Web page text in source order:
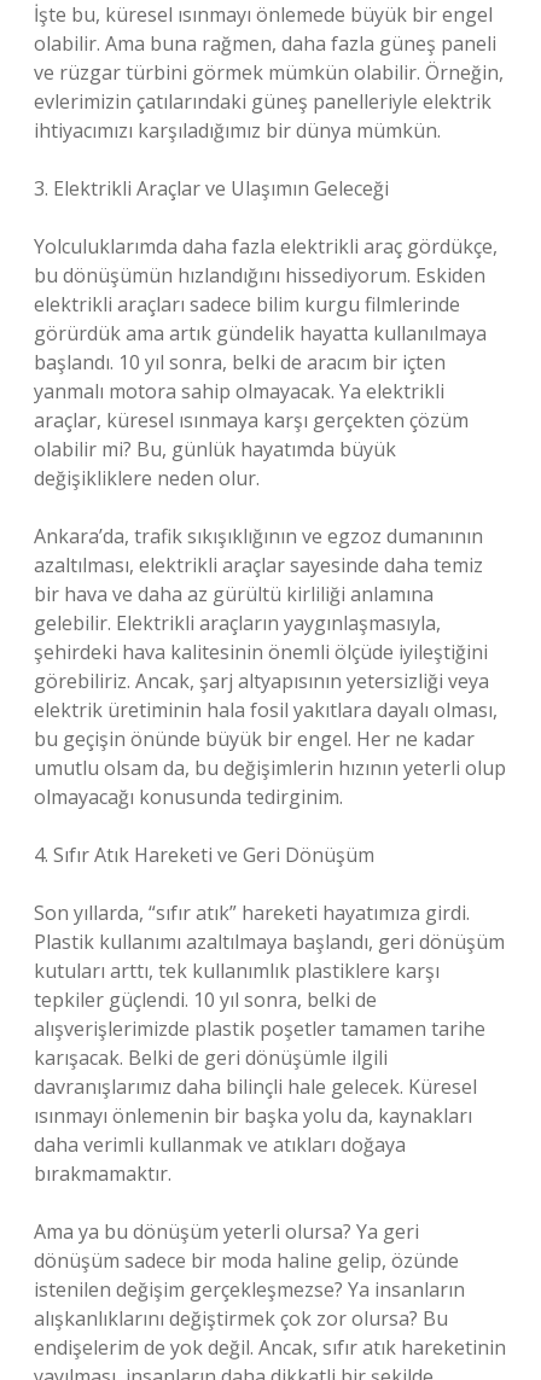
İşte bu, küresel ısınmayı önlemede büyük bir engel
olabilir. Ama buna rağmen, daha fazla güneş paneli
ve rüzgar türbini görmek mümkün olabilir. Örneğin,
evlerimizin çatılarındaki güneş panelleriyle elektrik
ihtiyacımızı karşıladığımız bir dünya mümkün.
3. Elektrikli Araçlar ve Ulaşımın Geleceği
Yolculuklarımda daha fazla elektrikli araç gördükçe,
bu dönüşümün hızlandığını hissediyorum. Eskiden
elektrikli araçları sadece bilim kurgu filmlerinde
görürdük ama artık gündelik hayatta kullanılmaya
başlandı. 10 yıl sonra, belki de aracım bir içten
yanmalı motora sahip olmayacak. Ya elektrikli
araçlar, küresel ısınmaya karşı gerçekten çözüm
olabilir mi? Bu, günlük hayatımda büyük
değişikliklere neden olur.
Ankara’da, trafik sıkışıklığının ve egzoz dumanının
azaltılması, elektrikli araçlar sayesinde daha temiz
bir hava ve daha az gürültü kirliliği anlamına
gelebilir. Elektrikli araçların yaygınlaşmasıyla,
şehirdeki hava kalitesinin önemli ölçüde iyileştiğini
görebiliriz. Ancak, şarj altyapısının yetersizliği veya
elektrik üretiminin hala fosil yakıtlara dayalı olması,
bu geçişin önünde büyük bir engel. Her ne kadar
umutlu olsam da, bu değişimlerin hızının yeterli olup
olmayacağı konusunda tedirginim.
4. Sıfır Atık Hareketi ve Geri Dönüşüm
Son yıllarda, “sıfır atık” hareketi hayatımıza girdi.
Plastik kullanımı azaltılmaya başlandı, geri dönüşüm
kutuları arttı, tek kullanımlık plastiklere karşı
tepkiler güçlendi. 10 yıl sonra, belki de
alışverişlerimizde plastik poşetler tamamen tarihe
karışacak. Belki de geri dönüşümle ilgili
davranışlarımız daha bilinçli hale gelecek. Küresel
ısınmayı önlemenin bir başka yolu da, kaynakları
daha verimli kullanmak ve atıkları doğaya
bırakmamaktır.
Ama ya bu dönüşüm yeterli olursa? Ya geri
dönüşüm sadece bir moda haline gelip, özünde
istenilen değişim gerçekleşmezse? Ya insanların
alışkanlıklarını değiştirmek çok zor olursa? Bu
endişelerim de yok değil. Ancak, sıfır atık hareketinin